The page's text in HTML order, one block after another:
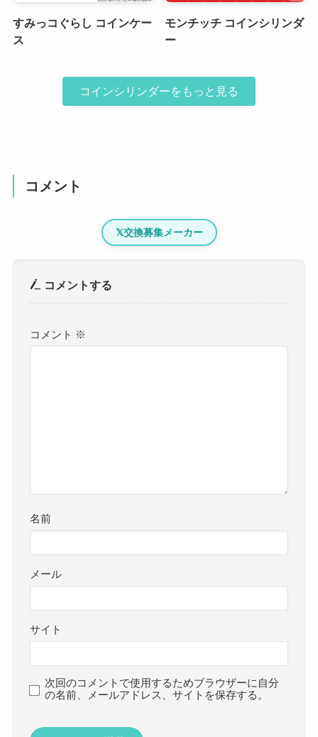
すみっコぐらし コインケー
ス
モンチッチ コインシリンダ
ー
コインシリンダーをもっと見る
コメント
𝕏交換募集メーカー
コメントする
コメント ※
名前
メール
サイト
次回のコメントで使用するためブラウザーに自分
の名前、メールアドレス、サイトを保存する。